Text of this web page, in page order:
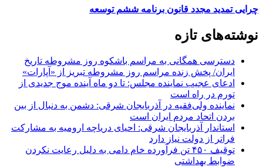
چرایی تمدید مجدد قانون برنامه ششم توسعه
نوشته‌های تازه
دسترسی همگانی به مراسم باشکوه روز مشروطه تاریخ
ایران/ پخش زنده مراسم روز مشروطه تبریز از «آپارات»
ادعای عجیب نماینده مجلس: تا دو ماه آینده موج جدیدی از
تورم در راه است
نماینده ولی‌فقیه در آذربایجان شرقی: دشمن به دنبال از بین
بردن اتحاد مردم ایران است
استاندار آذربایجان شرقی: احیای دریاچه ارومیه به مشارکت
فراتر از دولت نیاز دارد
توقیف ۴۵۰ تن فرآورده خام دامی به دلیل رعایت نکردن
ضوابط بهداشتی